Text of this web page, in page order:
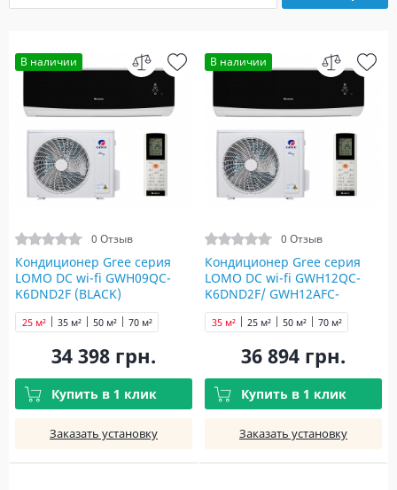
В наличии
0 Отзыв
Кондиционер Gree серия
LOMO DC wi-fi GWH09QC-
K6DND2F (BLACK)
25 м² 35 м² 50 м² 70 м²
34 398 грн.
Купить в 1 клик
Заказать установку
В наличии
0 Отзыв
Кондиционер Gree серия
LOMO DC wi-fi GWH12QC-
K6DND2F/ GWH12AFC-
K6DNA2F (Black)
25 м²
35 м² 50 м² 70 м²
36 894 грн.
Купить в 1 клик
Заказать установку